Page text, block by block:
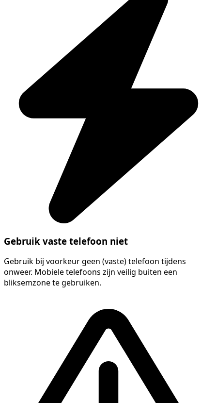
Gebruik vaste telefoon niet
Gebruik bij voorkeur geen (vaste) telefoon tijdens
onweer. Mobiele telefoons zijn veilig buiten een
bliksemzone te gebruiken.